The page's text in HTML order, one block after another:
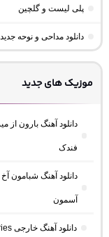
پلی لیست و گلچین
دانلود مداحی و نوحه جدید
موزیک های جدید
دانلود آهنگ بارون از
فندک
دانلود آهنگ شبامون
آسمون
دانلود آهنگ خارجی Memories از DUORUSH “هوش مصنوعی ترند اینستا”